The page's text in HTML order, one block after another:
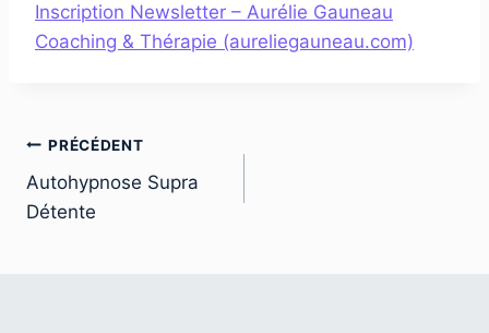
Inscription Newsletter – Aurélie Gauneau
Coaching & Thérapie (aureliegauneau.com)
Navigation
de
PRÉCÉDENT
Autohypnose Supra
Détente